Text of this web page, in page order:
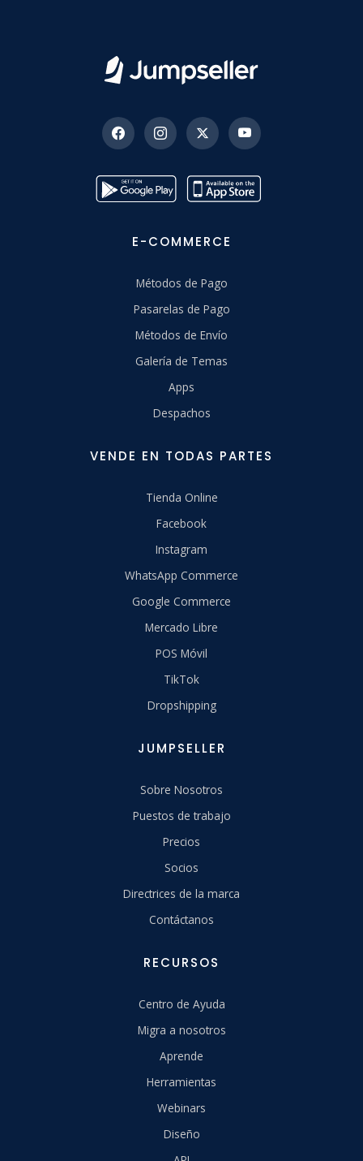
E-COMMERCE
Métodos de Pago
Pasarelas de Pago
Métodos de Envío
Galería de Temas
Apps
Despachos
VENDE EN TODAS PARTES
Tienda Online
Facebook
Instagram
WhatsApp Commerce
Google Commerce
Mercado Libre
POS Móvil
TikTok
Dropshipping
JUMPSELLER
Sobre Nosotros
Puestos de trabajo
Precios
Socios
Directrices de la marca
Contáctanos
RECURSOS
Centro de Ayuda
Migra a nosotros
Aprende
Herramientas
Webinars
Diseño